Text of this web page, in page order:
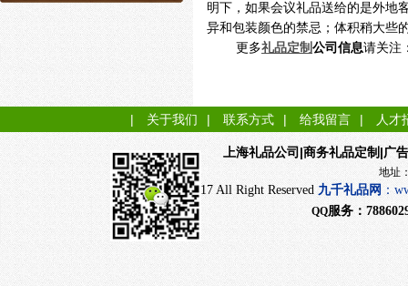
明下，如果会议礼品送给的是外地
异和包装颜色的禁忌；体积稍大些
更多礼品定制 公司信息请关注
上海礼品公司 |商务礼品定制|广
地址：上海市闵行
CopyRight 2017 All Right Reserved 九千礼品网 ：
QQ服务：
| 关于我们 | 联系方式 | 给我留言 | 人才